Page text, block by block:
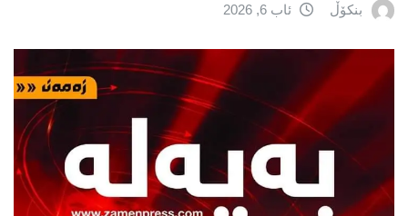
بنکۆڵ ئاب 6, 2026